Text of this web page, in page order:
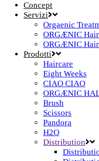
Concept
Servizi
Orgaenic
ORGÆNIC
ORGÆNIC
Prodotti
Haircare
Eight Weeks
CIAO CIAO
ORGÆNIC
Brush
Scissors
Pandora
H2O
Distribution